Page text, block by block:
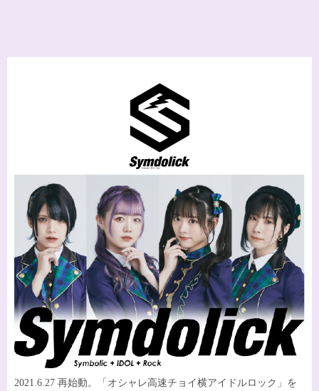
2021.6.27 再始動。「オシャレ高速チョイ横アイドルロック」を